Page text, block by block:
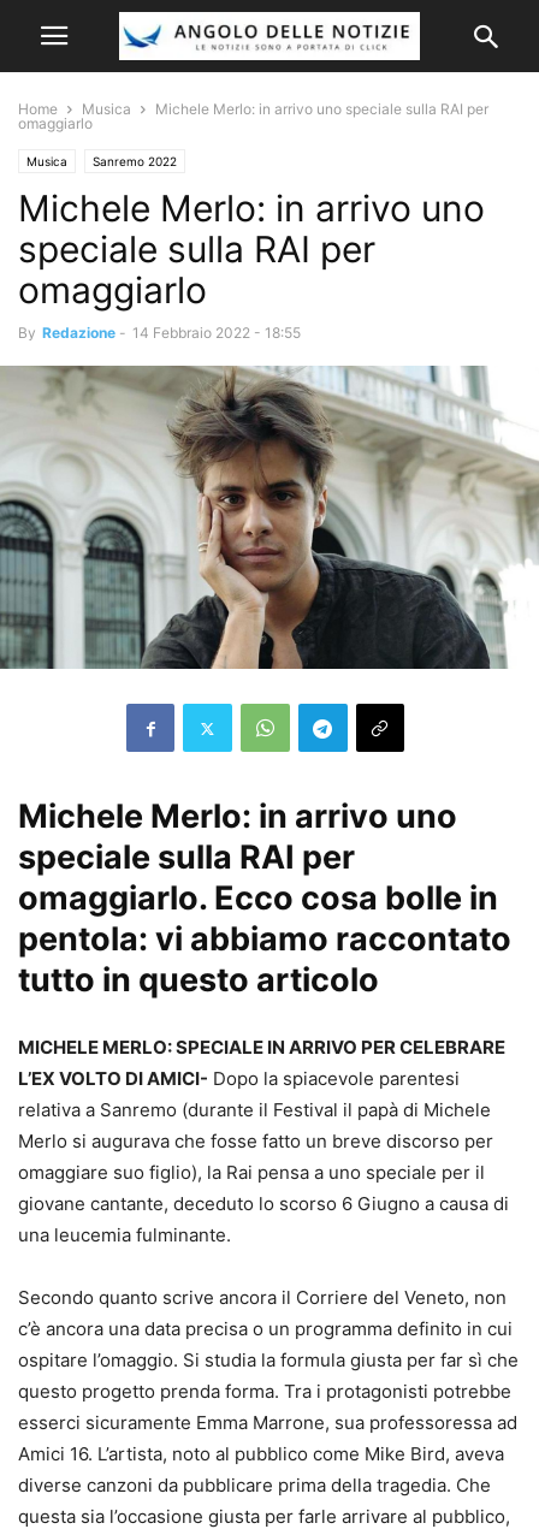
Home Musica
Michele Merlo: in arrivo uno speciale sulla RAI per
omaggiarlo
Musica Sanremo 2022
Michele Merlo: in arrivo uno
speciale sulla RAI per
omaggiarlo
By Redazione - 14 Febbraio 2022 - 18:55
Michele Merlo: in arrivo uno
speciale sulla RAI per
omaggiarlo. Ecco cosa bolle in
pentola: vi abbiamo raccontato
tutto in questo articolo
MICHELE MERLO: SPECIALE IN ARRIVO PER CELEBRARE
L’EX VOLTO DI AMICI- Dopo la spiacevole parentesi
relativa a Sanremo (durante il Festival il papà di Michele
Merlo si augurava che fosse fatto un breve discorso per
omaggiare suo figlio), la Rai pensa a uno speciale per il
giovane cantante, deceduto lo scorso 6 Giugno a causa di
una leucemia fulminante.
Secondo quanto scrive ancora il Corriere del Veneto, non
c’è ancora una data precisa o un programma definito in cui
ospitare l’omaggio. Si studia la formula giusta per far sì che
questo progetto prenda forma. Tra i protagonisti potrebbe
esserci sicuramente Emma Marrone, sua professoressa ad
Amici 16. L’artista, noto al pubblico come Mike Bird, aveva
diverse canzoni da pubblicare prima della tragedia. Che
questa sia l’occasione giusta per farle arrivare al pubblico,